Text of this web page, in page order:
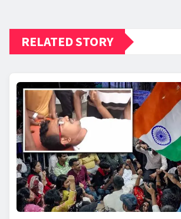
RELATED STORY